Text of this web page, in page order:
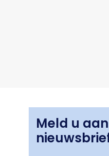
Meld u